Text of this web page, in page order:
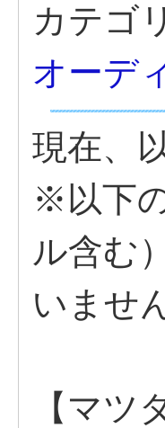
カテゴ
オーデ
現在、
※以下
ル含む
いませ
【マ